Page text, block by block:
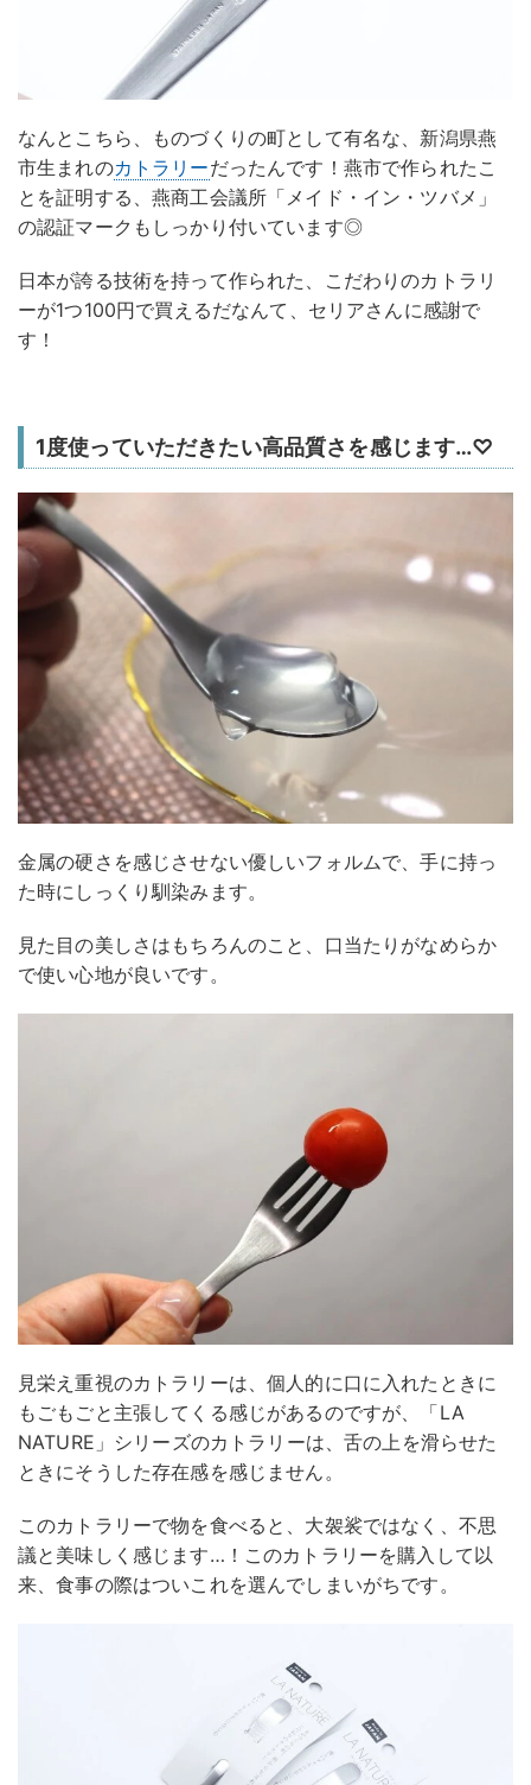
なんとこちら、ものづくりの町として有名な、新潟県燕
市生まれのカトラリーだったんです！燕市で作られたこ
とを証明する、燕商工会議所「メイド・イン・ツバメ」
の認証マークもしっかり付いています◎
日本が誇る技術を持って作られた、こだわりのカトラリ
ーが1つ100円で買えるだなんて、セリアさんに感謝で
す！
1度使っていただきたい高品質さを感じます…♡
金属の硬さを感じさせない優しいフォルムで、手に持っ
た時にしっくり馴染みます。
見た目の美しさはもちろんのこと、口当たりがなめらか
で使い心地が良いです。
見栄え重視のカトラリーは、個人的に口に入れたときに
もごもごと主張してくる感じがあるのですが、「LA
NATURE」シリーズのカトラリーは、舌の上を滑らせた
ときにそうした存在感を感じません。
このカトラリーで物を食べると、大袈裟ではなく、不思
議と美味しく感じます…！このカトラリーを購入して以
来、食事の際はついこれを選んでしまいがちです。